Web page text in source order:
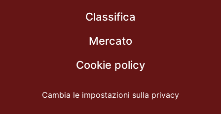
Classifica
Mercato
Cookie policy
Cambia le impostazioni sulla privacy